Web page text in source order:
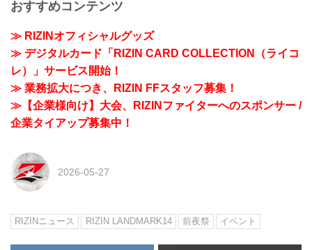
おすすめコンテンツ
≫ RIZINオフィシャルグッズ
≫ デジタルカード「RIZIN CARD COLLECTION（ライコ
レ）」サービス開始！
≫ 業務拡大につき、RIZIN FFスタッフ募集！
≫【企業様向け】大会、RIZINファイターへのスポンサー /
企業タイアップ募集中！
2026-05-27
RIZINニュース RIZIN LANDMARK14 前夜祭 イベント